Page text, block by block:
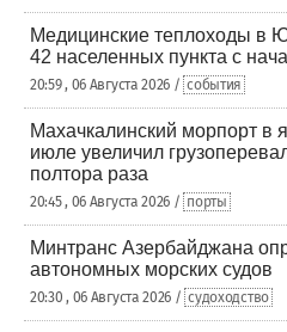
Медицинские теплоходы в
42 населенных пункта с
20:59 , 06 Августа 2026 / события
Махачкалинский морпорт в
июле увеличил
полтора раза
20:45 , 06 Августа 2026 / порты
Минтранс Азербайджана
автономных морских судов
20:30 , 06 Августа 2026 / судоходство